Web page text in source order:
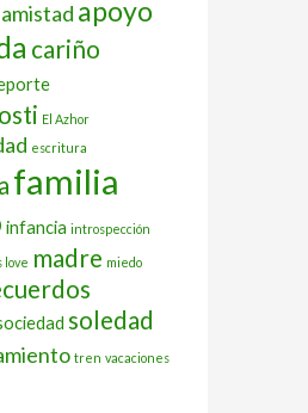
amistad apoyo
cariño
El Azhor
escritura
familia
infancia introspección
love madre miedo
soledad
tren vacaciones